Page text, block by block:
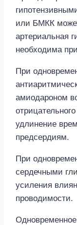
или БМКК
артериальная
необходима
При
амиодароном
удлинение
предсердиям.
При
сердечными
усиления
проводимости.